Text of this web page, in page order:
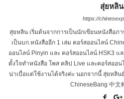
สุ่ยหลิน
https://
สุ่ยหลิน เริ่มต้นจากการเป็นนักเขียนหนังสือภ
เป็นบก.หนังสืออีก 1 เล่ม คอร์สออนไลน์
ออนไลน์ Pinyin และ คอร์สออนไลน์ HSK3 แ
ตั้งใจทำหนังสือ โพส คลิป Live และคอร์สออ
น่าเบื่อแต่ใช้งานได้จริงค่ะ นอกจากนี้ สุ่ยหลิ
ChineseBang 中文